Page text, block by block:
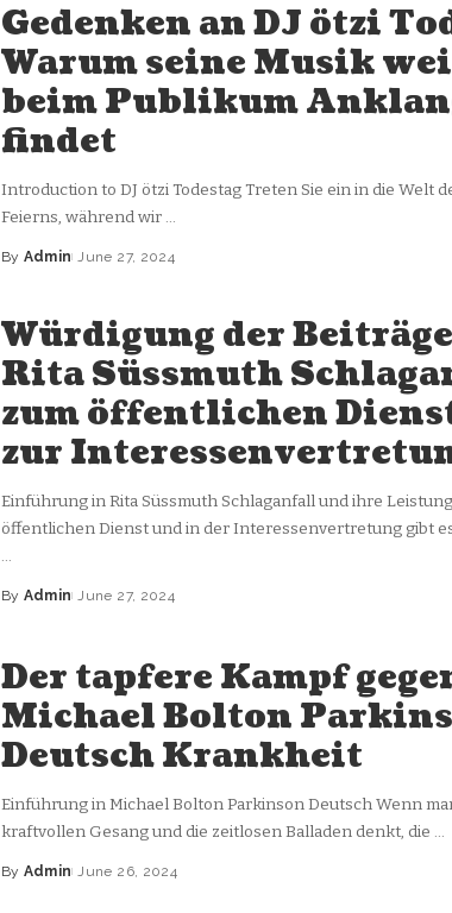
Gedenken an DJ ötzi
Warum seine Musik
beim Publikum
findet
Introduction to DJ ötzi Todestag Treten Sie ein in die Welt
Feierns, während wir ...
By Admin June 27, 2024
Würdigung der
Rita Süssmuth
zum öffentlichen
zur
Einführung in Rita Süssmuth Schlaganfall und ihre
öffentlichen Dienst und in der Interessenvertretung gibt
...
By Admin June 27, 2024
Der tapfere Kampf
Michael Bolton
Deutsch Krankheit
Einführung in Michael Bolton Parkinson Deutsch Wenn
kraftvollen Gesang und die zeitlosen Balladen denkt, die ...
By Admin June 26, 2024